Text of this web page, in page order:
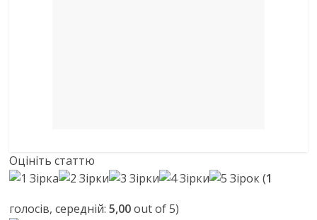
Оцініть статтю
(1
голосів, середній:5,00out of 5)